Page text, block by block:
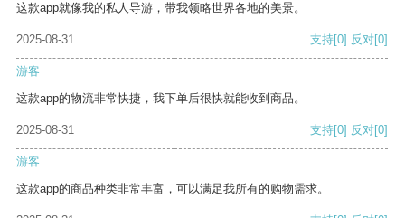
这款app就像我的私人导游，带我领略世界各地的美景。
2025-08-31 支持[0] 反对[0]
游客
这款app的物流非常快捷，我下单后很快就能收到商品。
2025-08-31 支持[0] 反对[0]
游客
这款app的商品种类非常丰富，可以满足我所有的购物需求。